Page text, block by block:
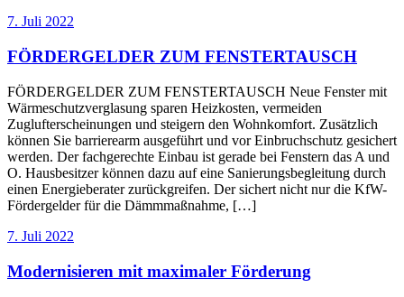
7. Juli 2022
FÖRDERGELDER ZUM FENSTERTAUSCH
FÖRDERGELDER ZUM FENSTERTAUSCH Neue Fenster mit
Wärmeschutzverglasung sparen Heizkosten, vermeiden
Zuglufterscheinungen und steigern den Wohnkomfort. Zusätzlich
können Sie barrierearm ausgeführt und vor Einbruchschutz gesichert
werden. Der fachgerechte Einbau ist gerade bei Fenstern das A und
O. Hausbesitzer können dazu auf eine Sanierungsbegleitung durch
einen Energieberater zurückgreifen. Der sichert nicht nur die KfW-
Fördergelder für die Dämmmaßnahme, […]
7. Juli 2022
Modernisieren mit maximaler Förderung